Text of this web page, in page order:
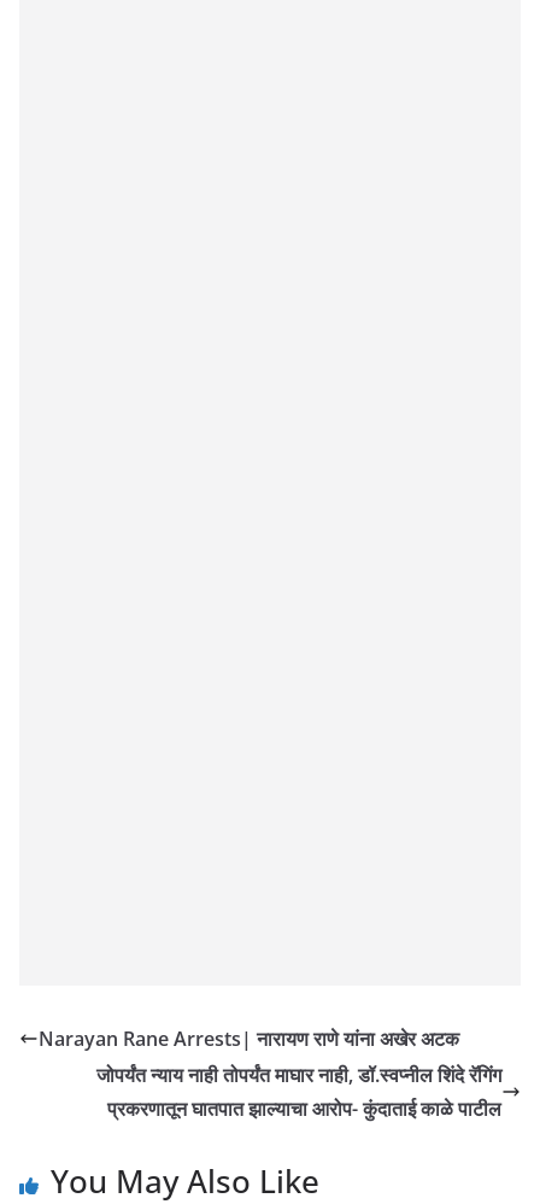
Narayan Rane Arrests| नारायण राणे यांना अखेर अटक
जोपर्यंत न्याय नाही तोपर्यंत माघार नाही, डॉ.स्वप्नील शिंदे रॅगिंग
प्रकरणातून घातपात झाल्याचा आरोप- कुंदाताई काळे पाटील
You May Also Like